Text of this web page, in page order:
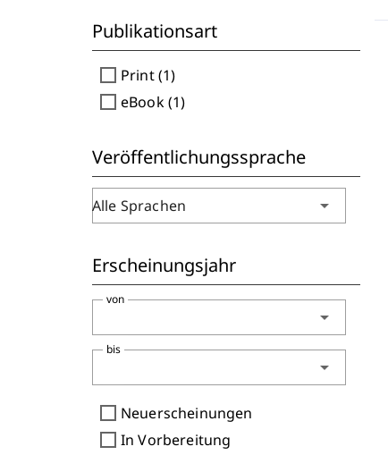
Publikationsart
check_box_outline_blank Print (1)
check_box_outline_blank eBook (1)
Veröffentlichungssprache
Alle Sprachen arrow_drop_down
Erscheinungsjahr
arrow_drop_down
von
arrow_drop_down
bis
check_box_outline_blank Neuerscheinungen
check_box_outline_blank In Vorbereitung